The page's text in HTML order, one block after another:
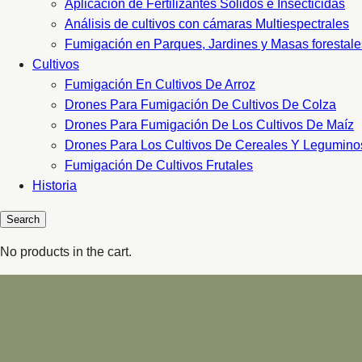
Aplicacion de Fertilizantes Sólidos e Insecticidas
Análisis de cultivos con cámaras Multiespectrales
Fumigación en Parques, Jardines y Masas
Cultivos
Fumigación En Cultivos De Arroz
Drones Para Fumigación De Cultivos De Colza
Drones Para Fumigación De Los Cultivos De Maíz
Drones Para Los Cultivos De Cereales Y
Fumigación De Cultivos Frutales
Historia
No products in the cart.